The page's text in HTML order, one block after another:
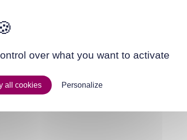
Saint-Herblain propose de nombreuses
sport, disponible sur
et dans les
familles
mis à jour après le conseil municipal du 22
23 au 28 juin 2026 pour le multisports et
over what you want to activate
all cookies Personalize